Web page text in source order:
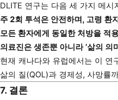
DLITE 연구는 다음 세 가지 메시
주 2회 투석은 안전하며, 고령 환
모든 환자에게 동일한 처방을
의료진은 생존뿐 아니라 ‘삶의 의
현재 캐나다와 유럽에서는 이 연
삶의 질(QOL)과 경제성, 사망률
7. 결론